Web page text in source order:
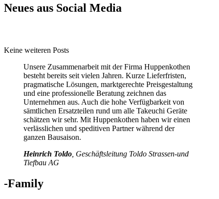
Neues aus Social Media
Keine weiteren Posts
Unsere Zusammenarbeit mit der Firma Huppenkothen
besteht bereits seit vielen Jahren. Kurze Lieferfristen,
pragmatische Lösungen, marktgerechte Preisgestaltung
und eine professionelle Beratung zeichnen das
Unternehmen aus. Auch die hohe Verfügbarkeit von
sämtlichen Ersatzteilen rund um alle Takeuchi Geräte
schätzen wir sehr. Mit Huppenkothen haben wir einen
verlässlichen und speditiven Partner während der
ganzen Bausaison.
Heinrich Toldo , Geschäftsleitung Toldo Strassen-und
Tiefbau AG
-Family